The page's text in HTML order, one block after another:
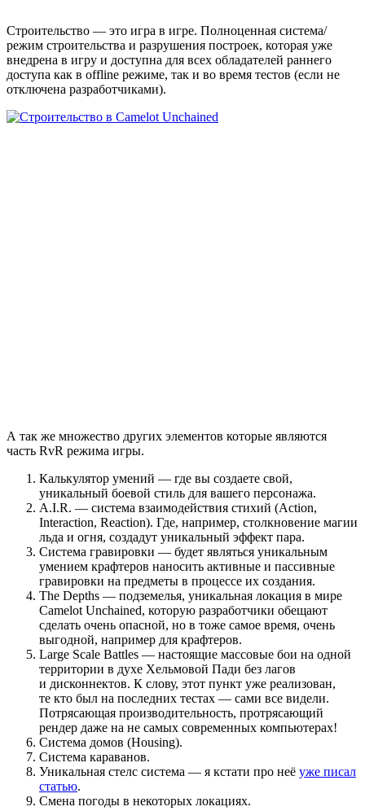
Строительство — это игра в игре. Полноценная система/
режим строительства и разрушения построек, которая уже
внедрена в игру и доступна для всех обладателей раннего
доступа как в offline режиме, так и во время тестов (если не
отключена разработчиками).
А так же множество других элементов которые являются
часть RvR режима игры.
Калькулятор умений — где вы создаете свой,
уникальный боевой стиль для вашего персонажа.
A.I.R. — система взаимодействия стихий (Action,
Interaction, Reaction). Где, например, столкновение магии
льда и огня, создадут уникальный эффект пара.
Система гравировки — будет являться уникальным
умением крафтеров наносить активные и пассивные
гравировки на предметы в процессе их создания.
The Depths — подземелья, уникальная локация в мире
Camelot Unchained, которую разработчики обещают
сделать очень опасной, но в тоже самое время, очень
выгодной, например для крафтеров.
Large Scale Battles — настоящие массовые бои на одной
территории в духе Хельмовой Пади без лагов
и дисконнектов. К слову, этот пункт уже реализован,
те кто был на последних тестах — сами все видели.
Потрясающая производительность, протрясающий
рендер даже на не самых современных компьютерах!
Система домов (Housing).
Система караванов.
Уникальная стелс система — я кстати про неё уже писал
статью.
Смена погоды в некоторых локациях.